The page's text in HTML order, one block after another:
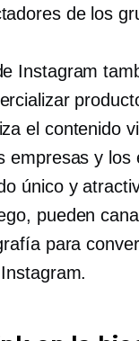
de los
Instagram
el contenido
empresas y los
único y
pueden
para